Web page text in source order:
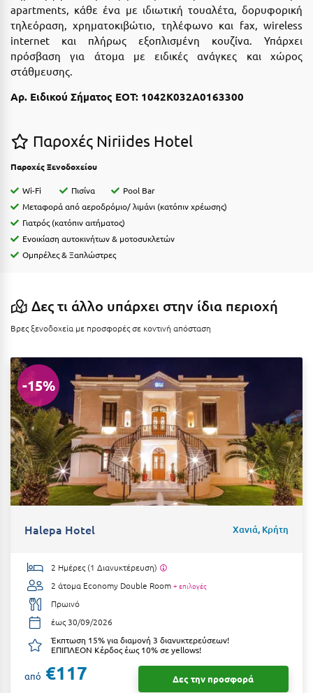
Η
Ηλεία
Ηράκλειο
Θ
Ι
Ιεράπετρα
Ιθάκη
Ίος
Ιωάννινα
Κ
Καβάλα
Καλάβρυτα
Καλαμάτα
Κάλαμος
Καλαμπάκα
Κάλυμνος
Καρδάμαινα
Καρδαμύλη
Καρδίτσα
Κάρπαθος
Καρπενήσι
apartments, κάθε ένα με ιδιωτική τουαλέτα, δορυφορική
τηλεόραση, χρηματοκιβώτιο, τηλέφωνο και fax, wireless
internet και πλήρως εξοπλισμένη κουζίνα. Υπάρχει
πρόσβαση για άτομα με ειδικές ανάγκες και χώρος
στάθμευσης.
Αρ. Ειδικού Σήματος ΕΟΤ: 1042Κ032Α0163300
Παροχές Niriides Hotel
Παροχές Ξενοδοχείου
Wi-Fi Πισίνα
Pool Bar
Μεταφορά από αεροδρόμιο/ λιμάνι (κατόπιν χρέωσης)
Γιατρός (κατόπιν αιτήματος)
Ενοικίαση αυτοκινήτων & μοτοσυκλετών
Ομπρέλες & Ξαπλώστρες
Δες τι άλλο υπάρχει στην ίδια περιοχή
Βρες ξενοδοχεία με προσφορές σε κοντινή απόσταση
-15%
Halepa Hotel Χανιά, Κρήτη
2 Ημέρες (1 Διανυκτέρευση)
2 άτομα Economy Double Room + επιλογές
Πρωινό
έως 30/09/2026
Έκπτωση 15% για διαμονή 3 διανυκτερεύσεων!
ΕΠΙΠΛΕΟΝ Κέρδος έως 10% σε yellows!
από €117 Δες την προσφορά